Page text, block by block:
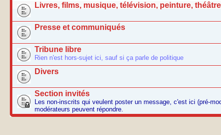
Livres, films, musique, télévision, peinture,
Presse et communiqués
Tribune libre
Rien n'est hors-sujet ici, sauf si ça parle de politique
Divers
Section invités
Les non-inscrits qui veulent poster un message, c'est ici (pré-
modérateurs peuvent répondre.